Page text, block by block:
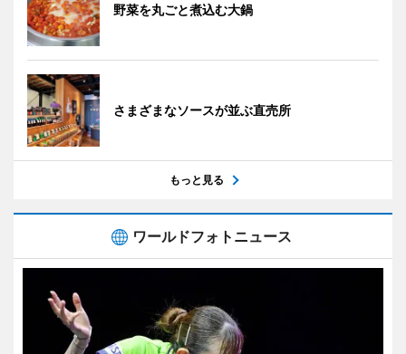
野菜を丸ごと煮込む大鍋
さまざまなソースが並ぶ直売所
もっと見る
ワールドフォトニュース